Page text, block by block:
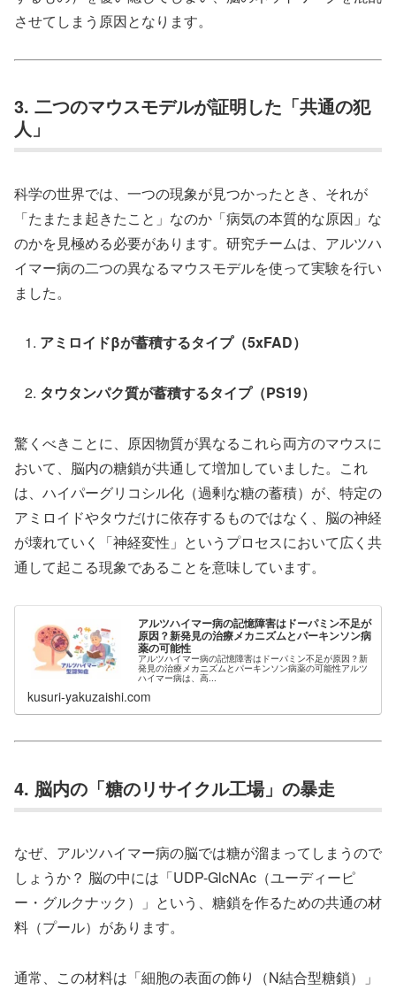
させてしまう原因となります。
3. 二つのマウスモデルが証明した「共通の犯
人」
科学の世界では、一つの現象が見つかったとき、それが
「たまたま起きたこと」なのか「病気の本質的な原因」な
のかを見極める必要があります。研究チームは、アルツハ
イマー病の二つの異なるマウスモデルを使って実験を行い
ました。
アミロイドβが蓄積するタイプ（5xFAD）
タウタンパク質が蓄積するタイプ（PS19）
驚くべきことに、原因物質が異なるこれら両方のマウスに
おいて、脳内の糖鎖が共通して増加していました。これ
は、ハイパーグリコシル化（過剰な糖の蓄積）が、特定の
アミロイドやタウだけに依存するものではなく、脳の神経
が壊れていく「神経変性」というプロセスにおいて広く共
通して起こる現象であることを意味しています。
アルツハイマー病の記憶障害はドーパミン不足が
原因？新発見の治療メカニズムとパーキンソン病
薬の可能性
アルツハイマー病の記憶障害はドーパミン不足が原因？新
発見の治療メカニズムとパーキンソン病薬の可能性アルツ
ハイマー病は、高...
kusuri-yakuzaishi.com
4. 脳内の「糖のリサイクル工場」の暴走
なぜ、アルツハイマー病の脳では糖が溜まってしまうので
しょうか？ 脳の中には「UDP-GlcNAc（ユーディーピ
ー・グルクナック）」という、糖鎖を作るための共通の材
料（プール）があります。
通常、この材料は「細胞の表面の飾り（N結合型糖鎖）」